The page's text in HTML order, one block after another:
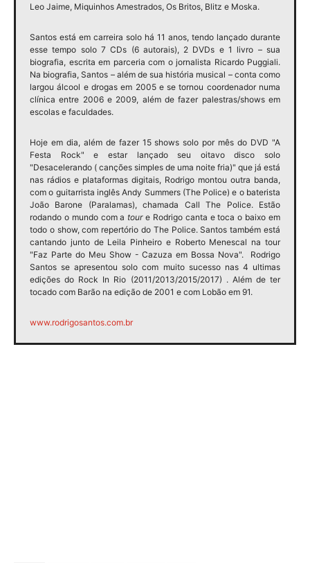
Leo Jaime, Miquinhos Amestrados, Os Britos, Blitz e Moska.
Santos está em carreira solo há 11 anos, tendo lançado durante
esse tempo solo 7 CDs (6 autorais), 2 DVDs e 1 livro – sua
biografia, escrita em parceria com o jornalista Ricardo Puggiali.
Na biografia, Santos – além de sua história musical – conta como
largou álcool e drogas em 2005 e se tornou coordenador numa
clínica entre 2006 e 2009, além de fazer palestras/shows em
escolas e faculdades.
Hoje em dia, além de fazer 15 shows solo por mês do DVD "A
Festa Rock" e estar lançado seu oitavo disco solo
"Desacelerando ( canções simples de uma noite fria)" que já está
nas rádios e plataformas digitais, Rodrigo montou outra banda,
com o guitarrista inglês Andy Summers (The Police) e o baterista
João Barone (Paralamas), chamada Call The Police. Estão
rodando o mundo com a toure Rodrigocanta e toca o baixo em
todo o show, com repertório do The Police.Santos também está
cantando junto de Leila Pinheiro e Roberto Menescal na tour
"Faz Parte do Meu Show - Cazuza em Bossa Nova". Rodrigo
Santos se apresentou solo com muito sucesso nas 4 ultimas
edições do Rock In Rio (2011/2013/2015/2017) . Além de ter
tocado com Barão na edição de 2001 e com Lobão em 91.
www.rodrigosantos.com.br